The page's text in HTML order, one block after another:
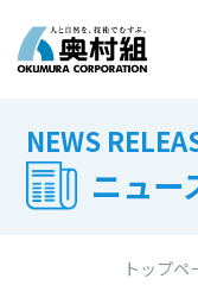
NEWS
ニュー
トップペ